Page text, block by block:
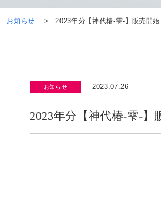
お知らせ 2023年分【神代椿-雫-】販売開始
お知らせ 2023.07.26
2023年分【神代椿-雫-】